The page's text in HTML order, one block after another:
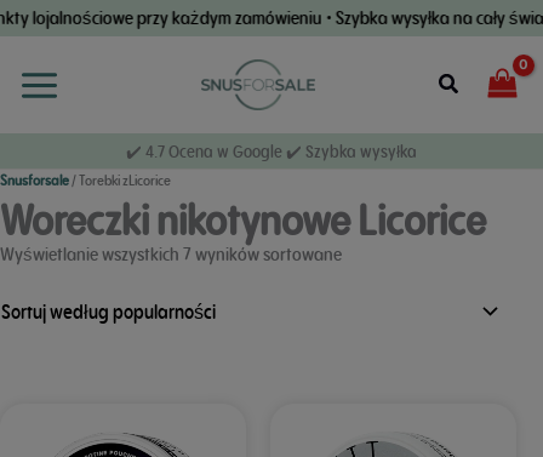
Przejdź
do
treści
przy każdym zamówieniu • Szybka wysyłka na cały
✔️ 4.7 Ocena w Google ✔️ Szybka wysyłka
Snusforsale/Torebki zLicorice
Woreczki nikotynowe Licorice
Wyświetlanie wszystkich 7 wyników sortowanewedług